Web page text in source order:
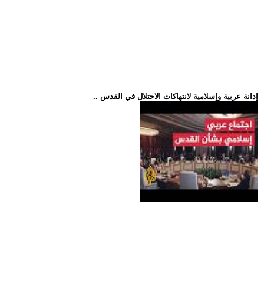
.. إدانة عربية وإسلامية لانتهاكات الاحتلال في القدس